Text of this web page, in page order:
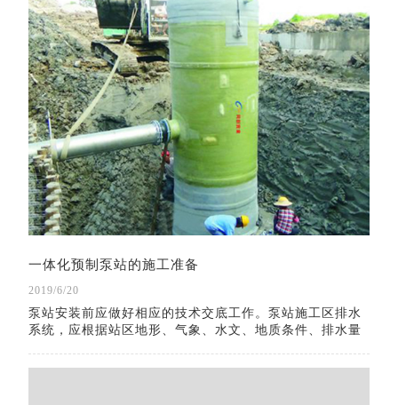
一体化预制泵站的施工准备
2019/6/20
泵站安装前应做好相应的技术交底工作。泵站施工区排水
系统，应根据站区地形、气象、水文、地质条件、排水量